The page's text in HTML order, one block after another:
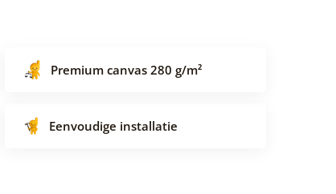
Premium canvas 280 g/m²
Eenvoudige installatie